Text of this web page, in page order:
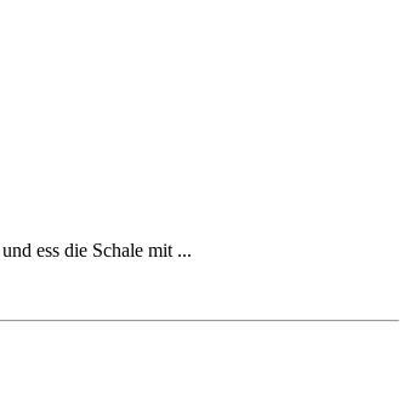
ess die Schale mit ...